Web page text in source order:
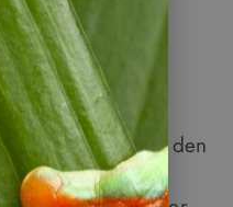
hochwertigen
die Region
Chiriquí. Hier, in den
Volcán Barú,